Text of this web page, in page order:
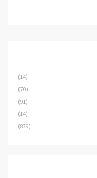
(14)
(70)
(91)
(14)
(839)